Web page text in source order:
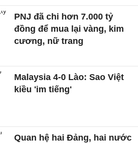
PNJ đã chi hơn 7.000 tỷ
đồng để mua lại vàng, kim
cương, nữ trang
Malaysia 4-0 Lào: Sao Việt
kiều 'im tiếng'
Quan hệ hai Đảng, hai nước